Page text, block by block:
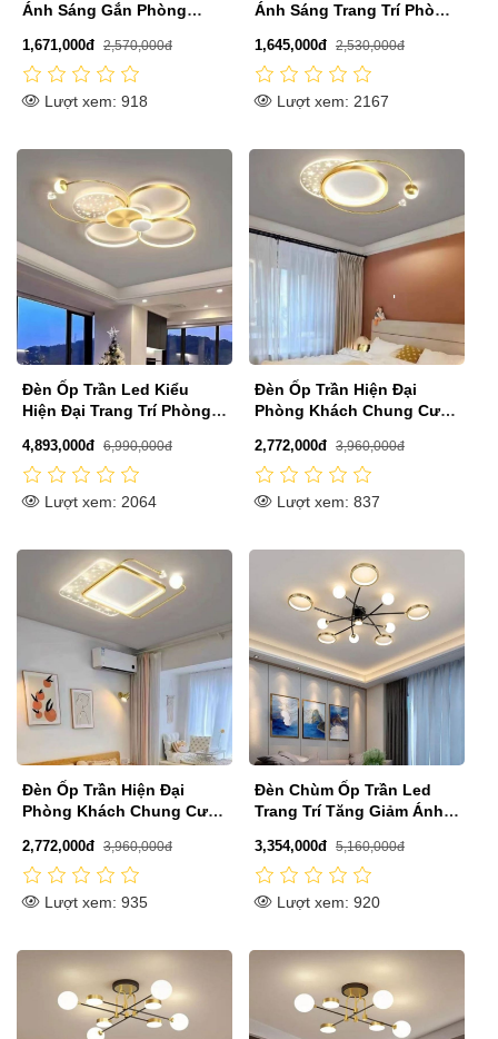
Ánh Sáng Gắn Phòng
M3002A
1,671,000đ 2,570,000đ
Lượt xem: 918
Ánh Sáng Trang Trí Phòng
1,645,000đ 2,530,000đ
Lượt xem: 2167
Đèn Ốp Trần Led Kiểu
Hiện Đại Trang Trí Phòng
MO9076
4,893,000đ 6,990,000đ
Lượt xem: 2064
Đèn Ốp Trần Hiện Đại
Phòng Khách Chung Cư,
MO9074
2,772,000đ 3,960,000đ
Lượt xem: 837
Đèn Ốp Trần Hiện Đại
Phòng Khách Chung Cư,
MO9075
2,772,000đ 3,960,000đ
Lượt xem: 935
Đèn Chùm Ốp Trần Led
Trang Trí Tăng Giảm Ánh
3,354,000đ 5,160,000đ
Lượt xem: 920